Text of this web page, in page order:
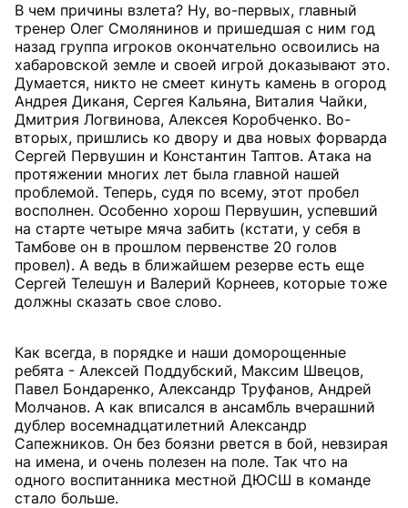
В чем причины взлета? Ну, во-первых, главный
тренер Олег Смолянинов и пришедшая с ним год
назад группа игроков окончательно освоились на
хабаровской земле и своей игрой доказывают это.
Думается, никто не смеет кинуть камень в огород
Андрея Диканя, Сергея Кальяна, Виталия Чайки,
Дмитрия Логвинова, Алексея Коробченко. Во-
вторых, пришлись ко двору и два новых форварда
Сергей Первушин и Константин Таптов. Атака на
протяжении многих лет была главной нашей
проблемой. Теперь, судя по всему, этот пробел
восполнен. Особенно хорош Первушин, успевший
на старте четыре мяча забить (кстати, у себя в
Тамбове он в прошлом первенстве 20 голов
провел). А ведь в ближайшем резерве есть еще
Сергей Телешун и Валерий Корнеев, которые тоже
должны сказать свое слово.
Как всегда, в порядке и наши доморощенные
ребята - Алексей Поддубский, Максим Швецов,
Павел Бондаренко, Александр Труфанов, Андрей
Молчанов. А как вписался в ансамбль вчерашний
дублер восемнадцатилетний Александр
Сапежников. Он без боязни рвется в бой, невзирая
на имена, и очень полезен на поле. Так что на
одного воспитанника местной ДЮСШ в команде
стало больше.